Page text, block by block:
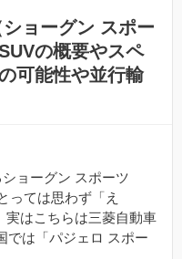
ョーグン スポー
の概要やスペ
可能性や並行輸
ョーグン スポーツ
っては思わず「え
実はこちらは三菱自動車
では「パジェロ スポー